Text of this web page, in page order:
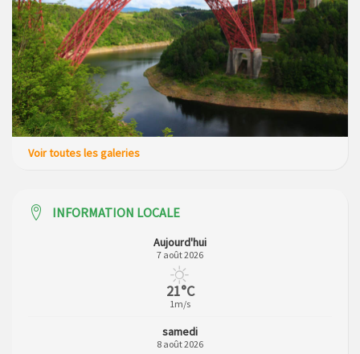
Voir toutes les galeries
INFORMATION LOCALE
Aujourd'hui
7 août 2026
21°C
1m/s
samedi
8 août 2026